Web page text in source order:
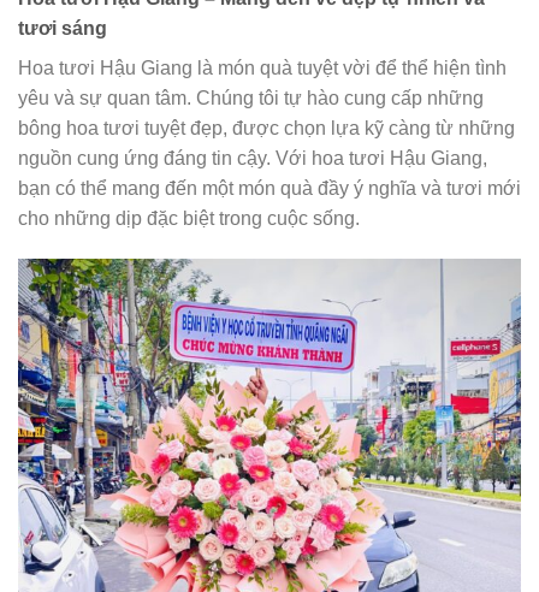
tươi sáng
Hoa tươi Hậu Giang là món quà tuyệt vời để thể hiện tình
yêu và sự quan tâm. Chúng tôi tự hào cung cấp những
bông hoa tươi tuyệt đẹp, được chọn lựa kỹ càng từ những
nguồn cung ứng đáng tin cậy. Với hoa tươi Hậu Giang,
bạn có thể mang đến một món quà đầy ý nghĩa và tươi mới
cho những dịp đặc biệt trong cuộc sống.